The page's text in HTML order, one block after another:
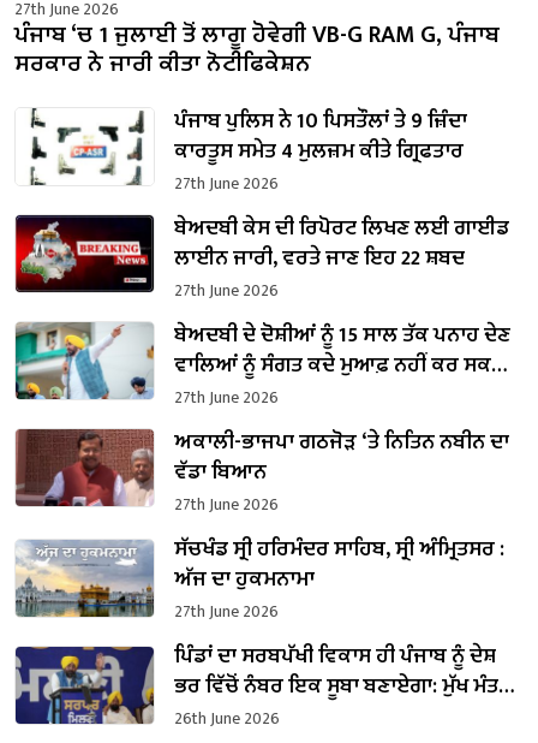
27th June 2026
ਪੰਜਾਬ ‘ਚ 1 ਜੁਲਾਈ ਤੋਂ ਲਾਗੂ ਹੋਵੇਗੀ VB-G RAM G, ਪੰਜਾਬ
ਸਰਕਾਰ ਨੇ ਜਾਰੀ ਕੀਤਾ ਨੋਟੀਫਿਕੇਸ਼ਨ
ਪੰਜਾਬ ਪੁਲਿਸ ਨੇ 10 ਪਿਸਤੌਲਾਂ ਤੇ 9 ਜ਼ਿੰਦਾ
ਕਾਰਤੂਸ ਸਮੇਤ 4 ਮੁਲਜ਼ਮ ਕੀਤੇ ਗ੍ਰਿਫਤਾਰ
27th June 2026
ਬੇਅਦਬੀ ਕੇਸ ਦੀ ਰਿਪੋਰਟ ਲਿਖਣ ਲਈ ਗਾਈਡ
ਲਾਈਨ ਜਾਰੀ, ਵਰਤੇ ਜਾਣ ਇਹ 22 ਸ਼ਬਦ
27th June 2026
ਬੇਅਦਬੀ ਦੇ ਦੋਸ਼ੀਆਂ ਨੂੰ 15 ਸਾਲ ਤੱਕ ਪਨਾਹ ਦੇਣ
ਵਾਲਿਆਂ ਨੂੰ ਸੰਗਤ ਕਦੇ ਮੁਆਫ਼ ਨਹੀਂ ਕਰ ਸਕਦੀ-
ਮੁੱਖ ਮੰਤਰੀ ਭਗਵੰਤ ਮਾਨ
27th June 2026
ਅਕਾਲੀ-ਭਾਜਪਾ ਗਠਜੋੜ ‘ਤੇ ਨਿਤਿਨ ਨਬੀਨ ਦਾ
ਵੱਡਾ ਬਿਆਨ
27th June 2026
ਸੱਚਖੰਡ ਸ੍ਰੀ ਹਰਿਮੰਦਰ ਸਾਹਿਬ, ਸ੍ਰੀ ਅੰਮ੍ਰਿਤਸਰ :
ਅੱਜ ਦਾ ਹੁਕਮਨਾਮਾ
27th June 2026
ਪਿੰਡਾਂ ਦਾ ਸਰਬਪੱਖੀ ਵਿਕਾਸ ਹੀ ਪੰਜਾਬ ਨੂੰ ਦੇਸ਼
ਭਰ ਵਿੱਚੋਂ ਨੰਬਰ ਇਕ ਸੂਬਾ ਬਣਾਏਗਾ: ਮੁੱਖ ਮੰਤਰੀ
ਭਗਵੰਤ ਮਾਨ
26th June 2026